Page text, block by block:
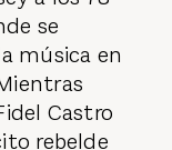
se
música en
Castro
rebelde